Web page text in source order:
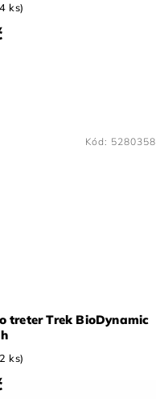
ks)
treter Trek BioDynamic
ks)
Kód: 5280358